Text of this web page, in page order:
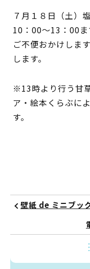
７月１８日（土）
10：00～13：00ま
ご不便おかけしま
します。
※13時より行う甘
ア・絵本くらぶに
す。
壁紙 de ミニブッ
申